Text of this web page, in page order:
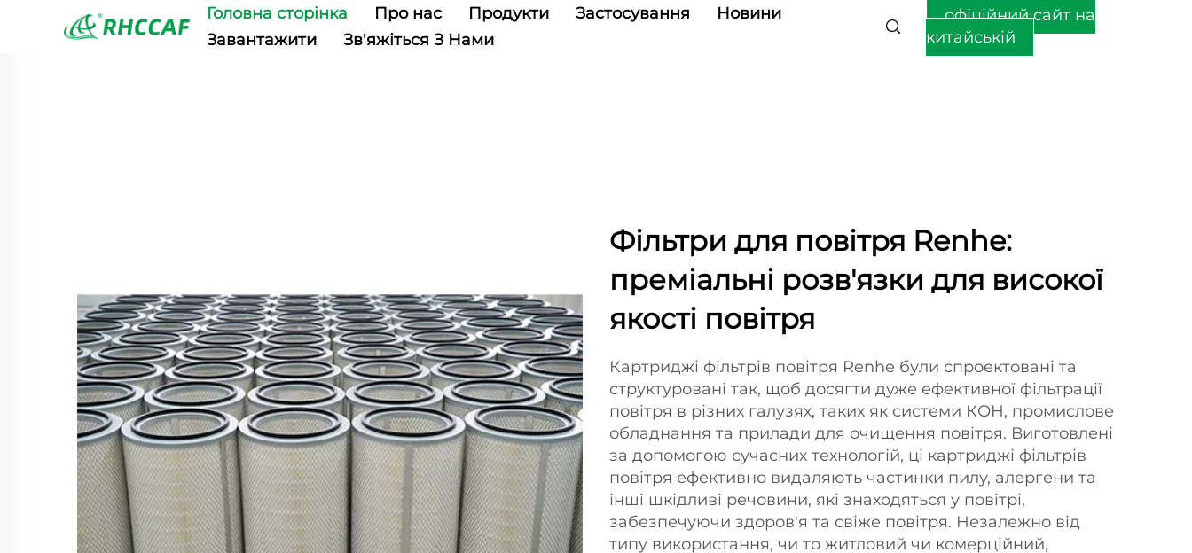
Головна сторінка Про нас Продукти Застосування
Новини
Завантажити
Зв'яжіться З Нами
офіційний сайт на
китайській
Фільтри для повітря Renhe:
преміальні розв'язки для високої
якості повітря
Картриджі фільтрів повітря Renhe були спроектовані та
структуровані так, щоб досягти дуже ефективної фільтрації
повітря в різних галузях, таких як системи КОН, промислове
обладнання та прилади для очищення повітря. Виготовлені
за допомогою сучасних технологій, ці картриджі фільтрів
повітря ефективно видаляють частинки пилу, алергени та
інші шкідливі речовини, які знаходяться у повітрі,
забезпечуючи здоров'я та свіже повітря. Незалежно від
типу використання, чи то житловий чи комерційний,